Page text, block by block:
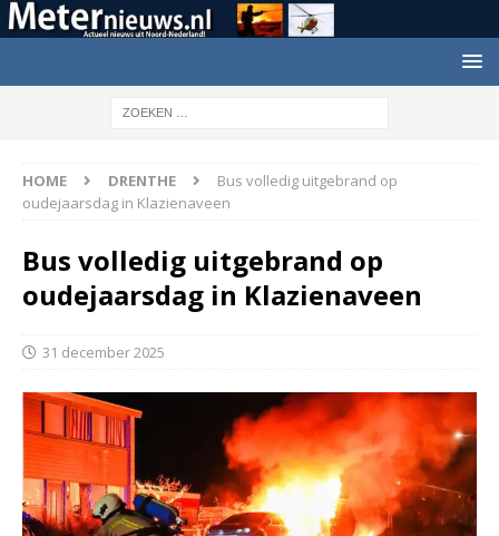
HOME DRENTHE
Bus volledig uitgebrand op
oudejaarsdag in Klazienaveen
Bus volledig uitgebrand op
oudejaarsdag in Klazienaveen
31 december 2025